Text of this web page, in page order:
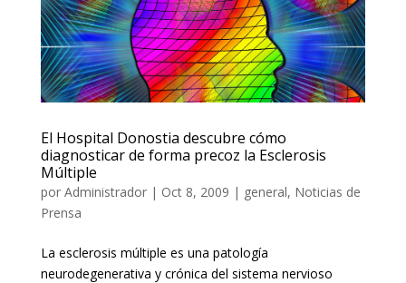
El Hospital Donostia descubre cómo
diagnosticar de forma precoz la Esclerosis
Múltiple
por Administrador| Oct 8, 2009 | general, Noticias de
Prensa
La esclerosis múltiple es una patología
neurodegenerativa y crónica del sistema nervioso